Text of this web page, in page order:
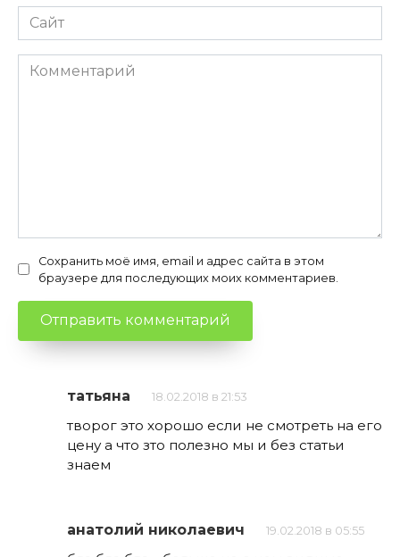
Сайт
Комментарий
Сохранить моё имя, email и адрес сайта в этом
браузере для последующих моих комментариев.
татьяна 18.02.2018 в 21:53
творог это хорошо если не смотреть на его
цену а что зто полезно мы и без статьи
знаем
анатолий николаевич 19.02.2018 в 05:55